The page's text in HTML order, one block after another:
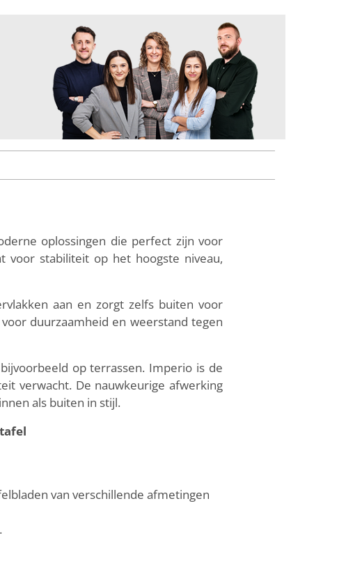
oplossingen die perfect zijn voor
voor stabiliteit op het hoogste niveau,
aan en zorgt zelfs buiten voor
duurzaamheid en weerstand tegen
op terrassen. Imperio is de
verwacht. De nauwkeurige afwerking
als buiten in stijl.
van verschillende afmetingen